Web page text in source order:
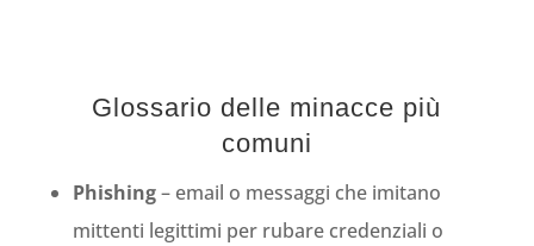
Glossario delle minacce più
comuni
Phishing– email o messaggi che imitano
mittenti legittimi per rubare credenziali o